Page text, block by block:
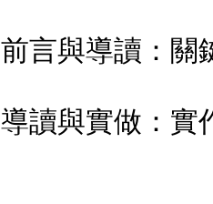
前言與導讀：
導讀與實做：